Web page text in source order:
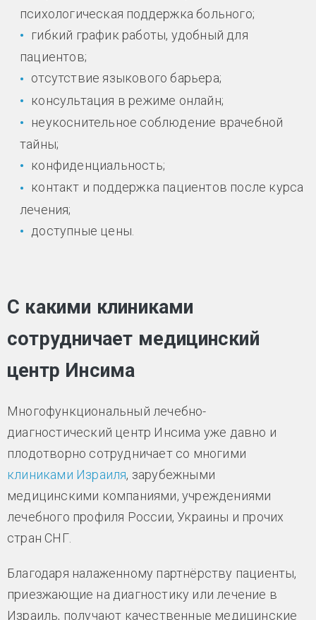
психологическая поддержка больного;
гибкий график работы, удобный для
пациентов;
отсутствие языкового барьера;
консультация в режиме онлайн;
неукоснительное соблюдение врачебной
тайны;
конфиденциальность;
контакт и поддержка пациентов после курса
лечения;
доступные цены.
С какими клиниками
сотрудничает медицинский
центр Инсима
Многофункциональный лечебно-
диагностический центр Инсима уже давно и
плодотворно сотрудничает со многими
клиниками Израиля, зарубежными
медицинскими компаниями, учреждениями
лечебного профиля России, Украины и прочих
стран СНГ.
Благодаря налаженному партнёрству пациенты,
приезжающие на диагностику или лечение в
Израиль, получают качественные медицинские